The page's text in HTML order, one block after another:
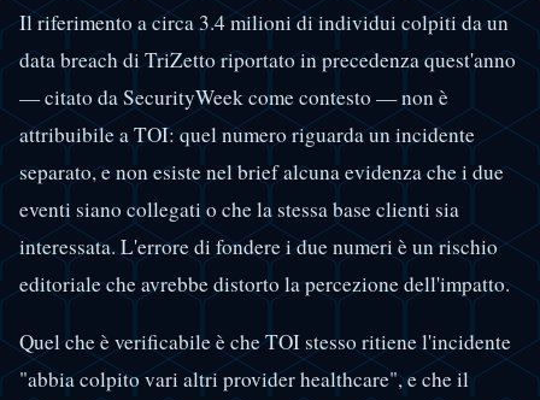
Il riferimento a circa 3.4 milioni di individui colpiti da un
data breach di TriZetto riportato in precedenza quest'anno
— citato da SecurityWeek come contesto — non è
attribuibile a TOI: quel numero riguarda un incidente
separato, e non esiste nel brief alcuna evidenza che i due
eventi siano collegati o che la stessa base clienti sia
interessata. L'errore di fondere i due numeri è un rischio
editoriale che avrebbe distorto la percezione dell'impatto.
Quel che è verificabile è che TOI stesso ritiene l'incidente
"abbia colpito vari altri provider healthcare", e che il